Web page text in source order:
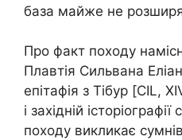
база майже не
Про факт походу
Плавтія Сильвана
епітафія з Тібур [CIL,
і західній
походу викликає